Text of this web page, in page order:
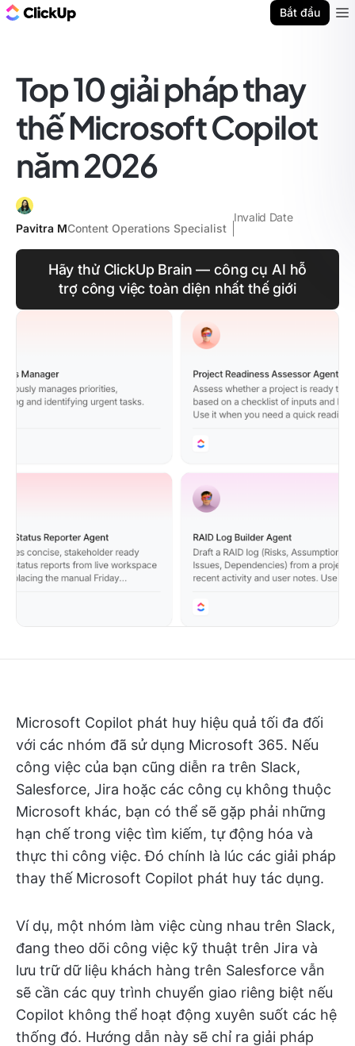
Bắt đầu
Top 10 giải pháp thay
thế Microsoft Copilot
năm 2026
Pavitra MContent Operations Specialist
Invalid Date
Hãy thử ClickUp Brain — công cụ AI hỗ
trợ công việc toàn diện nhất thế giới
Microsoft Copilot phát huy hiệu quả tối đa đối
với các nhóm đã sử dụng Microsoft 365. Nếu
công việc của bạn cũng diễn ra trên Slack,
Salesforce, Jira hoặc các công cụ không thuộc
Microsoft khác, bạn có thể sẽ gặp phải những
hạn chế trong việc tìm kiếm, tự động hóa và
thực thi công việc. Đó chính là lúc các giải pháp
thay thế Microsoft Copilot phát huy tác dụng.
Ví dụ, một nhóm làm việc cùng nhau trên Slack,
đang theo dõi công việc kỹ thuật trên Jira và
lưu trữ dữ liệu khách hàng trên Salesforce vẫn
sẽ cần các quy trình chuyển giao riêng biệt nếu
Copilot không thể hoạt động xuyên suốt các hệ
thống đó. Hướng dẫn này sẽ chỉ ra giải pháp